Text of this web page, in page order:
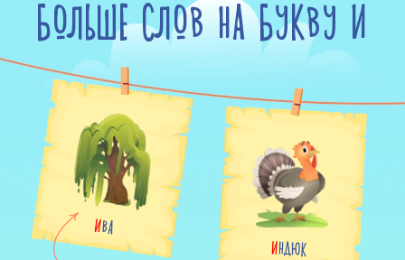
БОЛЬШЕ СЛОВ НА БУКВУ И
ИВА
ИНДЮК